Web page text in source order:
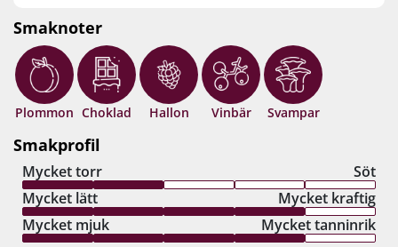
vinbärsfrukt svept i silkeslena, biffvänliga
tanniner… Vilken lyckad Médoc! Drick nu, eller
spara 8–10 år från skördeåret.
Smaknoter
Plommon Choklad Hallon Vinbär Svampar
Smakprofil
Mycket torr
Söt
Mycket lätt
Mycket kraftig
Mycket mjuk
Mycket tanninrik